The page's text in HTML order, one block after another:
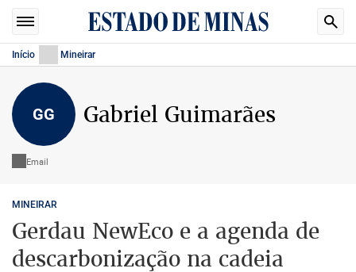
Início Mineirar
GG Gabriel Guimarães
Email
MINEIRAR
Gerdau NewEco e a agenda de
descarbonização na cadeia